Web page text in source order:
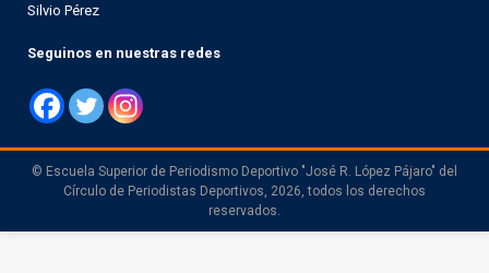
Silvio Pérez
Seguinos en nuestras redes
© Escuela Superior de Periodismo Deportivo "José R. López Pájaro" del
Círculo de Periodistas Deportivos, 2026, todos los derechos
reservados.